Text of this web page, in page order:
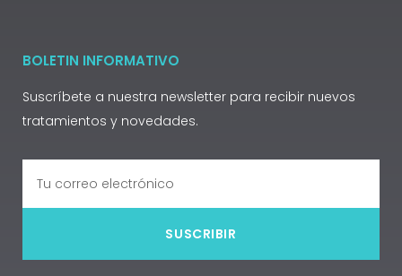
BOLETIN INFORMATIVO
Suscríbete a nuestra newsletter para recibir nuevos
tratamientos y novedades.
SUSCRIBIR